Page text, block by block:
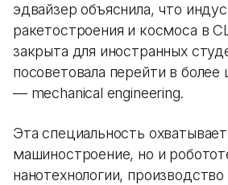
эдвайзер объяснила, что
ракетостроения и космоса в
закрыта для иностранных
посоветовала перейти в
— mechanical engineering.
Эта специальность
машиностроение, но и
нанотехнологии, производство